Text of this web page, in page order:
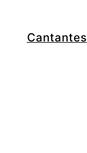
Cantantes